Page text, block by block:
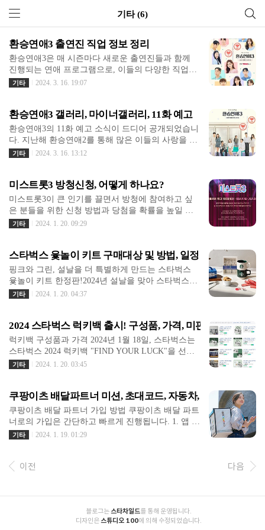
기타 (6)
환승연애3 출연진 직업 정보 정리
환승연애3은 매 시즌마다 새로운 출연진들과 함께
진행되는 연애 프로그램으로, 이들의 다양한 직업과
배경을 알아보는 것은 많은 시청자들에게 흥미로운
환승연애3 출연진들의 직업과 기타 정보를 자세히
알아보겠습니다.남자 출연진 직업과 정보김광태김광
태는 97년생으로 경희대 아동가족학과를 졸업한 후
에 현재는 요리 관련 수입 유통 회사에서 영업 마케
팅을 담당하고 있습니다. 또한 유튜브 먹스타그램을
서 현재 다니고 있는 회사에서도 관련 업무를 맡고
있습니다.https://www.instagram.com/kimkktae/이주원
이주원은 재즈 보컬을 전공하여 현재는 영상 ..
기타 2024. 3. 16. 19:07
환승연애3 갤러리, 마이너갤러리, 11화 예고
환승연애3의 11화 예고 소식이 드디어 공개되었습니
다. 지난해 환승연애2를 통해 많은 이들의 사랑을 받
았던 현해 커플의 모습이 기억에 남는데요. 이번 시
m/mgallery/board/lists/?id=transferlove3 환승연애 시즌
3 마이너 갤러리 - 커뮤니티 포털 디시인사이드Tivin
g ott프로그램 환승연애 시즌3에 관한 갤러리입니다.
- 환승연애 시즌3 갤러리에 다양한 이야기를 남겨주
세요.gall.dcinside.com 환승연애3의 기다림 끝, 첫 번
영 준비 중이라고 합니다. 오랜 기다림 끝에 첫 번째
티저가 공개되었는데, ..
기타 2024. 3. 16. 13:12
미스트롯3 방청신청, 어떻게 하나요?
미스트롯3이 큰 인기를 끌면서 방청에 참여하고 싶
은 분들을 위한 신청 방법과 당첨을 확률을 높일 수
있는 꿀팁을 소개합니다. 매주 목요일 밤에 진행되는
3 홈페이지 접속: 미스트롯3 방청을 신청하기 위해서
는 미스트롯3 홈페이지에 접속합니다.시청자 참여에
서 신청: 홈페이지에서 '시청자 참여' 섹션으로 이동
한 후, 방청신청 버튼을 클릭합니다.구글폼 작성: 해
당 페이지에서 나오는 구글폼에 필요한 정보를 정확
청하러 가기미스트롯3 방청 일정과 장소녹화 일정: 1
월 29일 일요일, 늦은 밤에 종료 (방청 모집은 녹화
중에 진행)장소: 인천 파라다이스 스튜디오파라다이
스미..
기타 2024. 1. 20. 09:29
스타벅스 윷놀이 키트 구매대상 및 방법, 일정 한정판매 안내
핑크와 그린, 설날을 더 특별하게 만드는 스타벅스
윷놀이 키트 한정판!2024년 설날을 맞아 스타벅스가
선보이는 특별한 기프트, 바로 윷놀이 키트입니다.
현했습니다. 이 특별한 기회를 놓치지 않고, 저렴하
게 구매하는 방법을 알려드립니다. 스타벅스 윷놀이
키트 한정 판매 안내1. 윷놀이 키트 구입 일정핑크 윷
놀이 키트: 1월 15일 (월)부터 온라인에서 구매 가능
그린 윷놀이 키트: 1월 23일 (화)부터 매장에서 판매
키트 및 해당 세트 또는 옵션 구매 시구매처: 스타벅
스 온라인 스토어, 카카오 선물하기, SSG.COM, G마
켓, 네이버 스타벅스 윷놀이..
기타 2024. 1. 20. 04:37
2024 스타벅스 럭키백 출시! 구성품, 가격, 미판매 매장 안내
럭키백 구성품과 가격 2024년 1월 18일, 스타벅스는
스타벅스 2024 럭키백 "FIND YOUR LUCK"을 선보
입니다. 이 럭키백은 콜드컵, 원두, 텀블러, 머그, 악
00원에 구매할 수 있으며 판매 기간은 2024년 1월 18
일부터 소진 시까지입니다. 럭키백 구성품 상세 이
럭키백은 럭키백 전용 상품 1가지와 지난 시즌 출시
상품 5가지로 구성되어 있습니다. 또한, 일부 럭키백
에는 4매의 무료 음료쿠폰이 랜덤으로 추가되어 있
구매자는 특별한 운을 찾아보게 될 것입니다. 럭키백
기타 2024. 1. 20. 03:45
쿠팡이츠 배달파트너 미션, 초대코드, 자동차, 자전거 배달
쿠팡이츠 배달 파트너 가입 방법 쿠팡이츠 배달 파트
너로의 가입은 간단하고 빠르게 진행됩니다. 1. 앱 설
치 '쿠팡이츠 배달 파트너' 앱을 스마트폰에 다운로드
3. 지역 및 배송수단 선택 배달을 원하는 지역을 선택
전동킥보드/자동차/자전거/전기자전거(PAS): 페달
밟아야 나가는 것 쿠팡이츠 도보 배달 쿠팡이츠 도보
기타 2024. 1. 19. 01:29
이전 다음
          블로그는
스타차일드를 통해 운영됩니다.
          디자인은
스튜디오 100에 의해 수정되었습니다.